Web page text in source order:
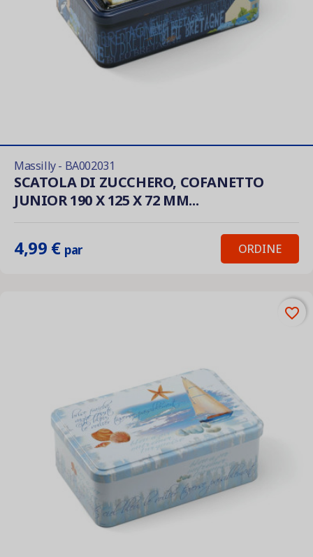
Massilly - BA002031
SCATOLA DI ZUCCHERO, COFANETTO
JUNIOR 190 X 125 X 72 MM...
4,99 € par ORDINE
favorite_border